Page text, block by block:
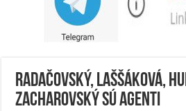
Radačovský, Laššáková,
Zacharovský sú agenti